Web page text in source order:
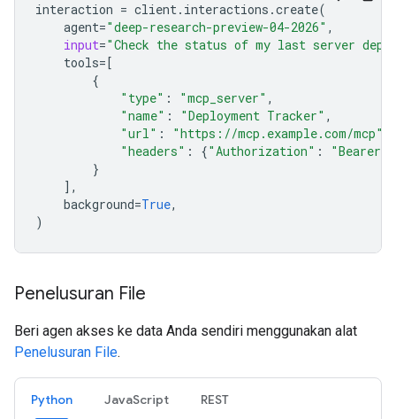
interaction = client. interactions .create(
agent="deep-research-preview-04-2026" ,
input="Check the status of my last server
tools=[
{
"type" : "mcp_server" ,
"name" : "Deployment Tracker" ,
"url" : "https://mcp.example.com/mcp"
"headers" : {"Authorization" :
"Bearer
}
],
background=True,
)
Penelusuran File
Beri agen akses ke data Anda sendiri menggunakan alat
Penelusuran File.
Python JavaScript REST